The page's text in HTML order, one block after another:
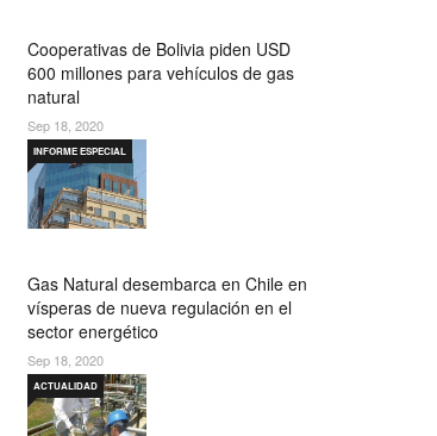
Cooperativas de Bolivia piden USD
600 millones para vehículos de gas
natural
Sep 18, 2020
Gas Natural desembarca en Chile en
vísperas de nueva regulación en el
sector energético
INFORME ESPECIAL
Sep 18, 2020
ACTUALIDAD